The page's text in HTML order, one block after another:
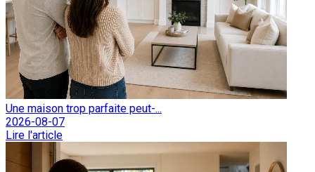
Une maison trop parfaite peut-...
2026-08-07
Lire l'article